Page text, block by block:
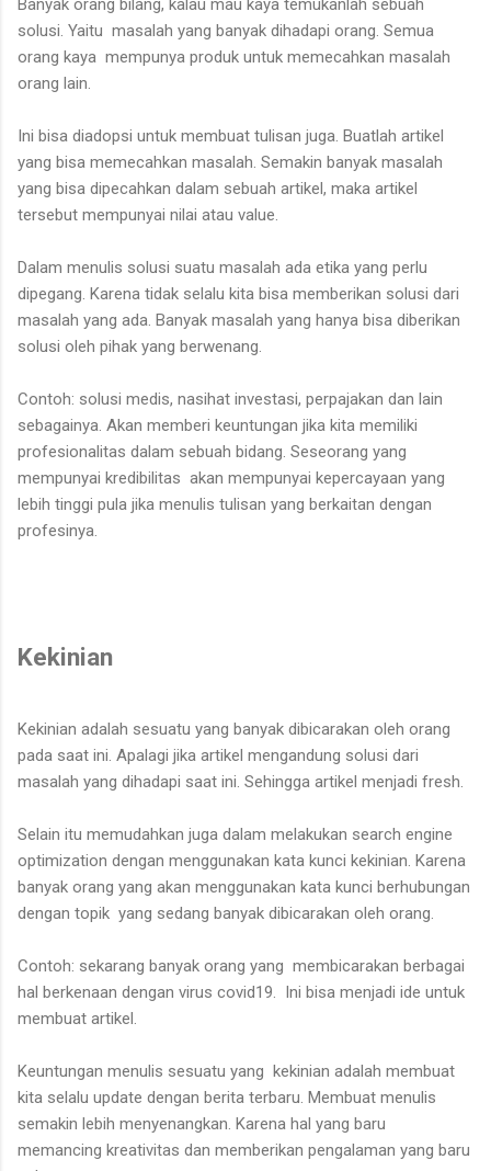
Banyak orang bilang, kalau mau kaya temukanlah sebuah
solusi. Yaitu masalah yang banyak dihadapi orang. Semua
orang kaya mempunya produk untuk memecahkan masalah
orang lain.
Ini bisa diadopsi untuk membuat tulisan juga. Buatlah artikel
yang bisa memecahkan masalah. Semakin banyak masalah
yang bisa dipecahkan dalam sebuah artikel, maka artikel
tersebut mempunyai nilai atau value.
Dalam menulis solusi suatu masalah ada etika yang perlu
dipegang. Karena tidak selalu kita bisa memberikan solusi dari
masalah yang ada. Banyak masalah yang hanya bisa diberikan
solusi oleh pihak yang berwenang.
Contoh: solusi medis, nasihat investasi, perpajakan dan lain
sebagainya. Akan memberi keuntungan jika kita memiliki
profesionalitas dalam sebuah bidang. Seseorang yang
mempunyai kredibilitas akan mempunyai kepercayaan yang
lebih tinggi pula jika menulis tulisan yang berkaitan dengan
profesinya.
Kekinian
Kekinian adalah sesuatu yang banyak dibicarakan oleh orang
pada saat ini. Apalagi jika artikel mengandung solusi dari
masalah yang dihadapi saat ini. Sehingga artikel menjadi fresh.
Selain itu memudahkan juga dalam melakukan search engine
optimization dengan menggunakan kata kunci kekinian. Karena
banyak orang yang akan menggunakan kata kunci berhubungan
dengan topik yang sedang banyak dibicarakan oleh orang.
Contoh: sekarang banyak orang yang membicarakan berbagai
hal berkenaan dengan virus covid19. Ini bisa menjadi ide untuk
membuat artikel.
Keuntungan menulis sesuatu yang kekinian adalah membuat
kita selalu update dengan berita terbaru. Membuat menulis
semakin lebih menyenangkan. Karena hal yang baru
memancing kreativitas dan memberikan pengalaman yang baru